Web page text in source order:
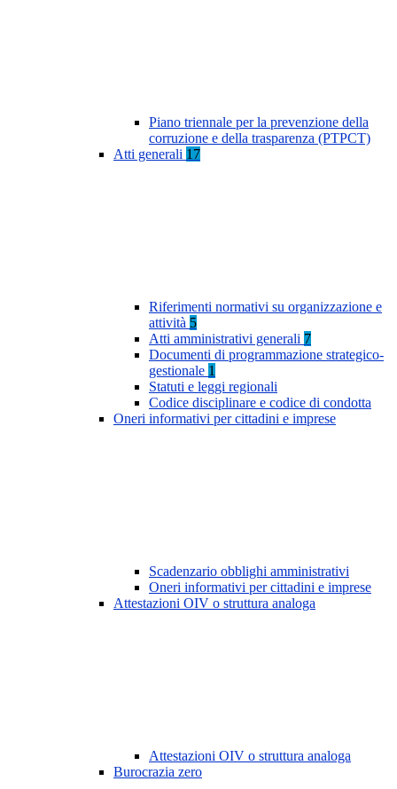
Piano triennale per la prevenzione della
corruzione e della trasparenza (PTPCT)
Atti generali 17
Riferimenti normativi su organizzazione e
attività 5
Atti amministrativi generali 7
Documenti di programmazione strategico-
gestionale 1
Statuti e leggi regionali
Codice disciplinare e codice di condotta
Oneri informativi per cittadini e imprese
Scadenzario obblighi amministrativi
Oneri informativi per cittadini e imprese
Attestazioni OIV o struttura analoga
Attestazioni OIV o struttura analoga
Burocrazia zero